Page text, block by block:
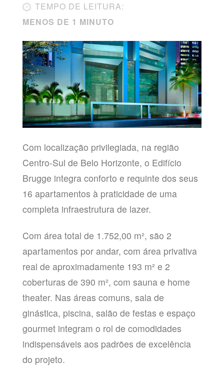
TEMPO DE LEITURA:
MENOS DE 1 MINUTO
Com localização privilegiada, na região
Centro-Sul de Belo Horizonte, o Edifício
Brugge integra conforto e requinte dos seus
16 apartamentos à praticidade de uma
completa infraestrutura de lazer.
Com área total de 1.752,00 m², são 2
apartamentos por andar, com área privativa
real de aproximadamente 193 m² e 2
coberturas de 390 m², com sauna e home
theater. Nas áreas comuns, sala de
ginástica, piscina, salão de festas e espaço
gourmet integram o rol de comodidades
indispensáveis aos padrões de excelência
do projeto.